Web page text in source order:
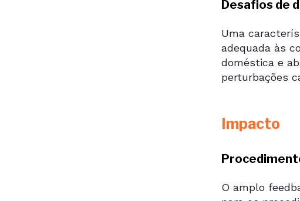
Desafios de
Uma
adequada às
doméstica e
perturbações
Impacto
O amplo